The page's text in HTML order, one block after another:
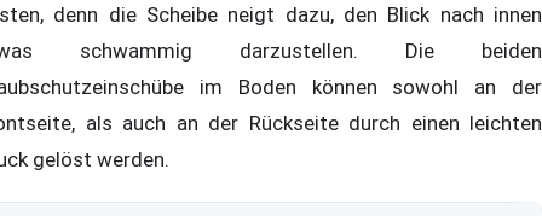
denn die Scheibe neigt dazu, den Blick nach innen
schwammig darzustellen. Die beiden
im Boden können sowohl an der
als auch an der Rückseite durch einen leichten
gelöst werden.